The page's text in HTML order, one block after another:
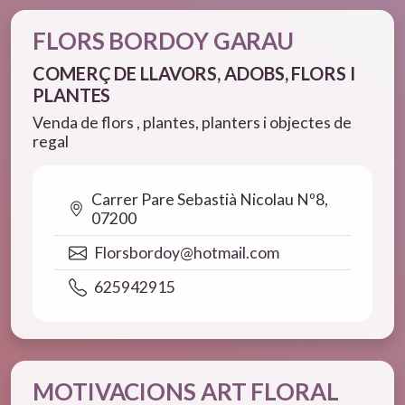
FLORS BORDOY GARAU
COMERÇ DE LLAVORS, ADOBS, FLORS I
PLANTES
Venda de flors , plantes, planters i objectes de
regal
Carrer Pare Sebastià Nicolau Nº8,
07200
Florsbordoy@hotmail.com
625942915
MOTIVACIONS ART FLORAL